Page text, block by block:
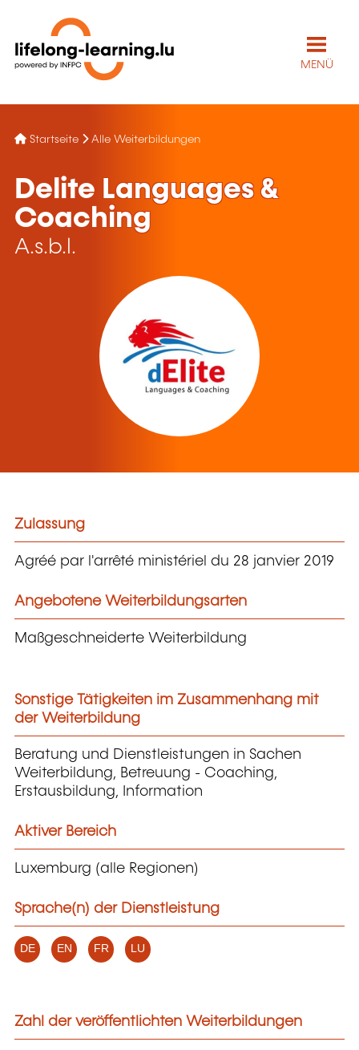
MENÜ
Startseite Alle Weiterbildungen
Delite Languages &
Coaching
A.s.b.l.
Zulassung
Agréé par l'arrêté ministériel du 28 janvier 2019
Angebotene Weiterbildungsarten
Maßgeschneiderte Weiterbildung
Sonstige Tätigkeiten im Zusammenhang mit
der Weiterbildung
Beratung und Dienstleistungen in Sachen
Weiterbildung, Betreuung - Coaching,
Erstausbildung, Information
Aktiver Bereich
Luxemburg (alle Regionen)
Sprache(n) der Dienstleistung
DE EN FR LU
Zahl der veröffentlichten Weiterbildungen